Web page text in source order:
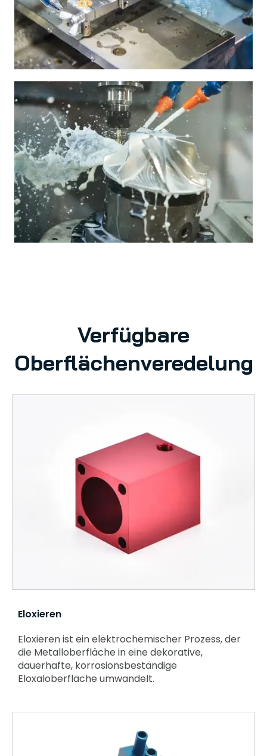
Verfügbare
Oberflächenveredelung
Eloxieren
Eloxieren ist ein elektrochemischer Prozess, der
die Metalloberfläche in eine dekorative,
dauerhafte, korrosionsbeständige
Eloxaloberfläche umwandelt.